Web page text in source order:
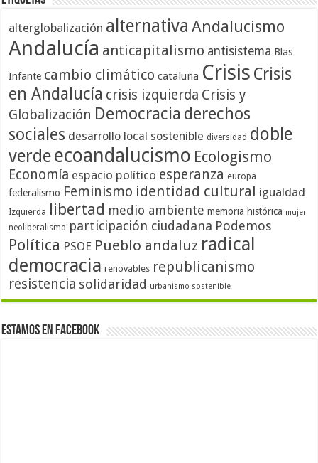
alterglobalización alternativa Andalucismo
Andalucía anticapitalismo antisistema Blas
Infante cambio climático cataluña Crisis Crisis
en Andalucía crisis izquierda Crisis y
Globalización Democracia derechos
sociales desarrollo local sostenible diversidad doble
verdeecoandalucismo Ecologismo
Economía espacio político esperanza europa
federalismo Feminismo identidad cultural igualdad
Izquierda libertad medio ambiente memoria histórica mujer
neoliberalismo participación ciudadana Podemos
Política PSOE Pueblo andaluz radical
democracia renovables republicanismo
resistencia solidaridad urbanismo sostenible
Estamos en Facebook